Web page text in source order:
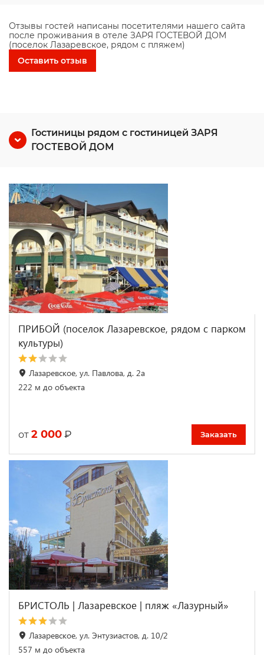
Отзывы гостей написаны посетителями нашего сайта
после проживания в отеле ЗАРЯ ГОСТЕВОЙ ДОМ
(поселок Лазаревское, рядом с пляжем)
Оставить отзыв
Гостиницы рядом с гостиницей ЗАРЯ
ГОСТЕВОЙ ДОМ
ПРИБОЙ (поселок Лазаревское, рядом с парком
культуры)
Лазаревское, ул. Павлова, д. 2а
222 м до объекта
от 2 000 ₽ Заказать
БРИСТОЛЬ | Лазаревское | пляж «Лазурный»
Лазаревское, ул. Энтузиастов, д. 10/2
557 м до объекта